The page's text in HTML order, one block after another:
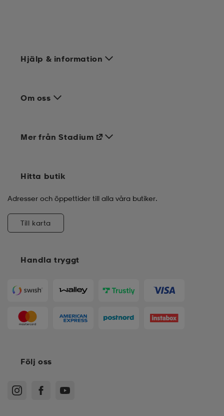
Hjälp & information
Om oss
Handla tryggt
Mer från Stadium
Hitta butik
Adresser och öppettider till alla våra butiker.
Till karta
Följ oss